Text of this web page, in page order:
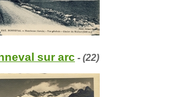
sur arc - (22)